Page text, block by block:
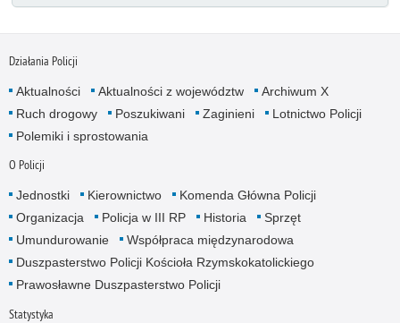
Działania Policji
Aktualności Aktualności z województw
Archiwum X
Ruch drogowy
Poszukiwani Zaginieni
Lotnictwo Policji
Polemiki i sprostowania
O Policji
Jednostki Kierownictwo
Komenda Główna Policji
Organizacja
Policja w III RP Historia
Sprzęt
Umundurowanie
Współpraca międzynarodowa
Duszpasterstwo Policji Kościoła Rzymskokatolickiego
Prawosławne Duszpasterstwo Policji
Statystyka